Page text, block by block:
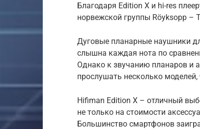
Благодаря Edition X и hi-res
норвежской группы Röyksopp –
Дуговые планарные наушники
слышна каждая нота по
Однако к звучанию планаров и
прослушать несколько
Hifiman Edition X – отличный
не только на стоимости
Большинство смартфонов